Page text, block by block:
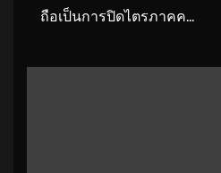
ถือเป็นการปิดไตรภาคค...